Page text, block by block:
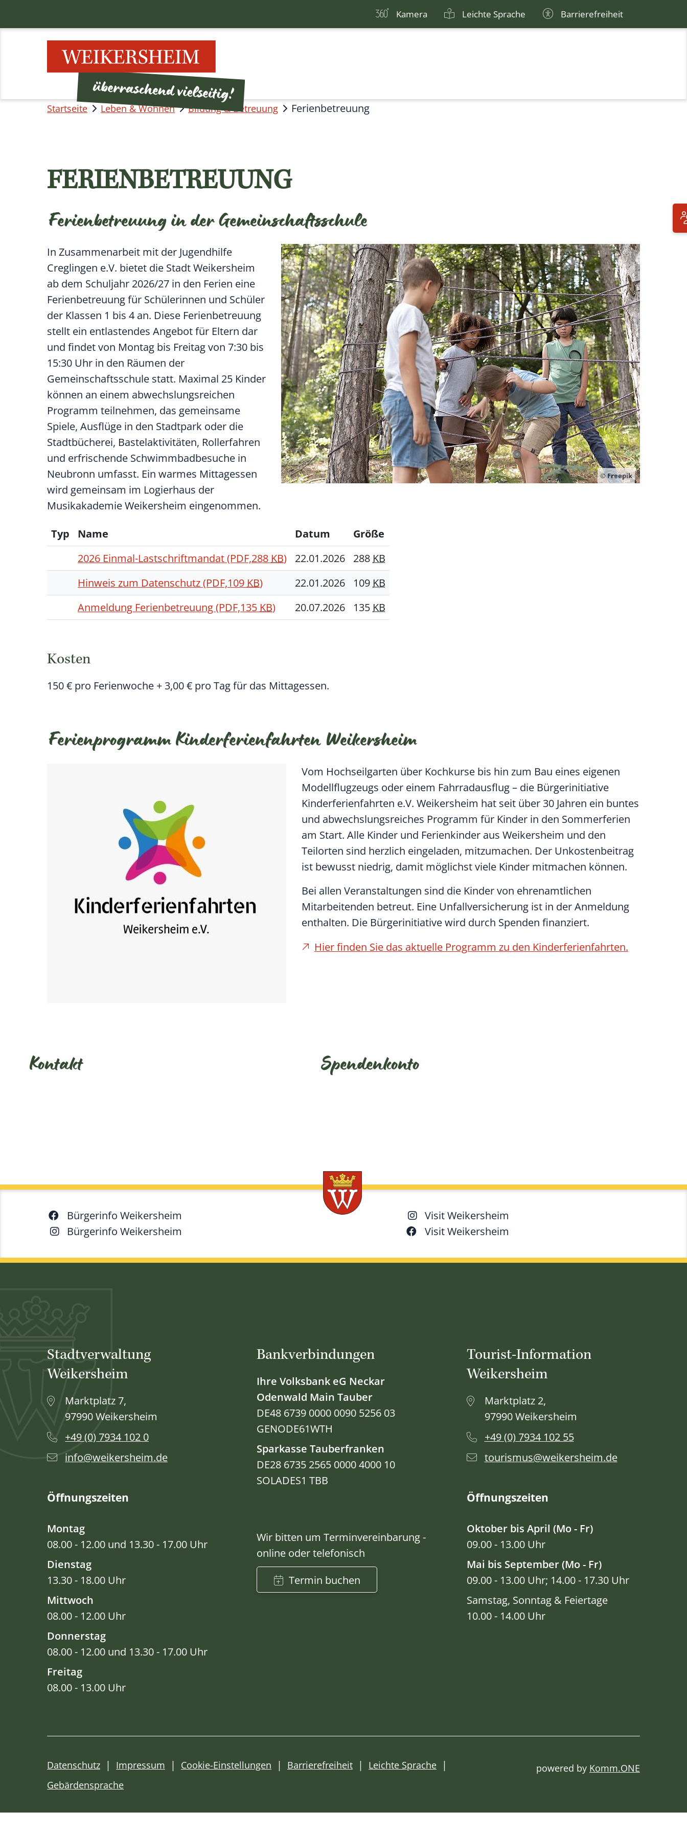
Kamera Leichte Sprache Barrierefreiheit
Startseite Leben & Wohnen Bildung & Betreuung Ferienbetreuung
FERIENBETREUUNG
Ferienbetreuung in der Gemeinschaftsschule
© Freepik
In Zusammenarbeit mit der Jugendhilfe
Creglingen e.V. bietet die Stadt Weikersheim
ab dem Schuljahr 2026/27 in den Ferien eine
Ferienbetreuung für Schülerinnen und Schüler
der Klassen 1 bis 4 an. Diese Ferienbetreuung
stellt ein entlastendes Angebot für Eltern dar
und findet von Montag bis Freitag von 7:30 bis
15:30 Uhr in den Räumen der
Gemeinschaftsschule statt. Maximal 25 Kinder
können an einem abwechslungsreichen
Programm teilnehmen, das gemeinsame
Spiele, Ausflüge in den Stadtpark oder die
Stadtbücherei, Bastelaktivitäten, Rollerfahren
und erfrischende Schwimmbadbesuche in
Neubronn umfasst. Ein warmes Mittagessen
wird gemeinsam im Logierhaus der
Musikakademie Weikersheim eingenommen.
Typ Name Datum
Größe
2026 Einmal-Lastschriftmandat(PDF,288KB) 22.01.2026 288KB
Hinweis zum Datenschutz(PDF,109KB) 22.01.2026 109KB
Anmeldung Ferienbetreuung(PDF,135KB) 20.07.2026 135KB
Kosten
150 € pro Ferienwoche + 3,00 € pro Tag für das Mittagessen.
Ferienprogramm Kinderferienfahrten Weikersheim
Vom Hochseilgarten über Kochkurse bis hin zum Bau eines eigenen
Modellflugzeugs oder einem Fahrradausflug – die Bürgerinitiative
Kinderferienfahrten e.V. Weikersheim hat seit über 30 Jahren ein buntes
und abwechslungsreiches Programm für Kinder in den Sommerferien
am Start. Alle Kinder und Ferienkinder aus Weikersheim und den
Teilorten sind herzlich eingeladen, mitzumachen. Der Unkostenbeitrag
ist bewusst niedrig, damit möglichst viele Kinder mitmachen können.
Bei allen Veranstaltungen sind die Kinder von ehrenamtlichen
Mitarbeitenden betreut. Eine Unfallversicherung ist in der Anmeldung
enthalten. Die Bürgerinitiative wird durch Spenden finanziert.
Hier finden Sie das aktuelle Programm zu den Kinderferienfahrten.
Kontakt Spendenkonto
Bürgerinfo Weikersheim
Bürgerinfo Weikersheim
Visit Weikersheim
Visit Weikersheim
Stadtverwaltung
Weikersheim
Marktplatz 7,
97990 Weikersheim
+49 (0) 7934 102 0
info@weikersheim.de
Öffnungszeiten
Montag
08.00 - 12.00 und 13.30 - 17.00 Uhr
Dienstag
13.30 - 18.00 Uhr
Mittwoch
08.00 - 12.00 Uhr
Donnerstag
08.00 - 12.00 und 13.30 - 17.00 Uhr
Freitag
08.00 - 13.00 Uhr
Bankverbindungen
Ihre Volksbank eG Neckar
Odenwald Main Tauber
DE48 6739 0000 0090 5256 03
GENODE61WTH
Sparkasse Tauberfranken
DE28 6735 2565 0000 4000 10
SOLADES1 TBB
Wir bitten um Terminvereinbarung -
online oder telefonisch
Termin buchen
Tourist-Information
Weikersheim
Marktplatz 2,
97990 Weikersheim
+49 (0) 7934 102 55
tourismus@weikersheim.de
Öffnungszeiten
Oktober bis April (Mo - Fr)
09.00 - 13.00 Uhr
Mai bis September (Mo - Fr)
09.00 - 13.00 Uhr; 14.00 - 17.30 Uhr
Samstag, Sonntag & Feiertage
10.00 - 14.00 Uhr
Datenschutz Impressum Cookie-Einstellungen Barrierefreiheit
Leichte Sprache
Gebärdensprache
powered by Komm.ONE